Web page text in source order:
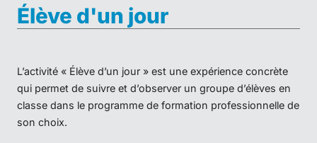
Élève d'un jour
L’activité « Élève d’un jour » est une expérience concrète
qui permet de suivre et d’observer un groupe d’élèves en
classe dans le programme de formation professionnelle de
son choix.